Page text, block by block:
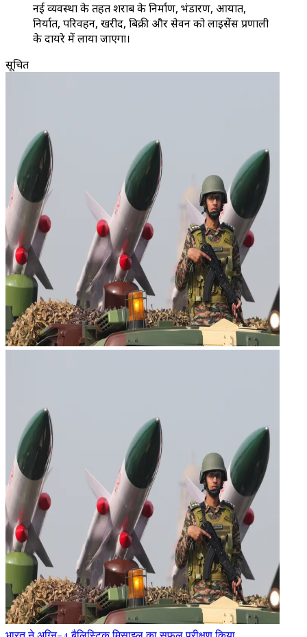
नई व्यवस्था के तहत शराब के निर्माण, भंडारण, आयात,
निर्यात, परिवहन, खरीद, बिक्री और सेवन को लाइसेंस प्रणाली
के दायरे में लाया जाएगा।
सूचित